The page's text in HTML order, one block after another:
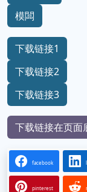
模闆
下载链接1
下载链接2
下载链接3
下载链接在页面
facebook
pinterest